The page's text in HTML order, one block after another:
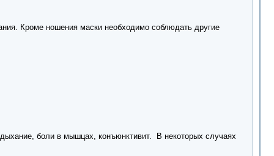
Кроме ношения маски необходимо соблюдать другие
боли в мышцах, конъюнктивит. В некоторых случаях